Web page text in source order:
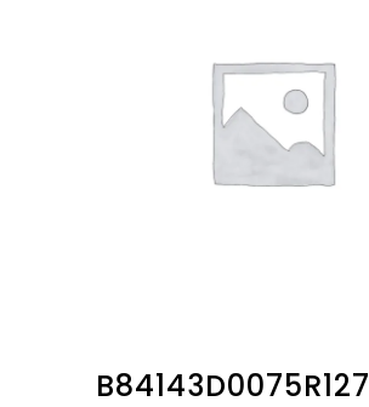
B84143D0075R127